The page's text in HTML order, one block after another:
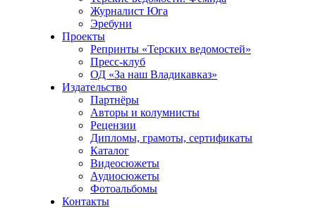
Журналист Юга
Эребуни
Проекты
Репринты «Терских ведомостей»
Пресс-клуб
ОД «За наш Владикавказ»
Издательство
Партнёры
Авторы и колумнисты
Рецензии
Дипломы, грамоты, сертификаты
Каталог
Видеосюжеты
Аудиосюжеты
Фотоальбомы
Контакты